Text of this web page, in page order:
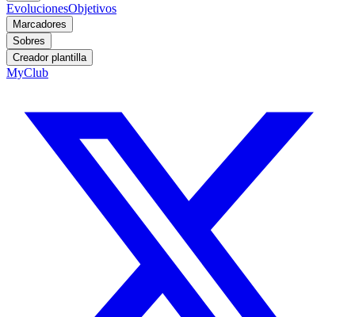
EvolucionesObjetivos
Marcadores
Sobres
Creador plantilla
MyClub